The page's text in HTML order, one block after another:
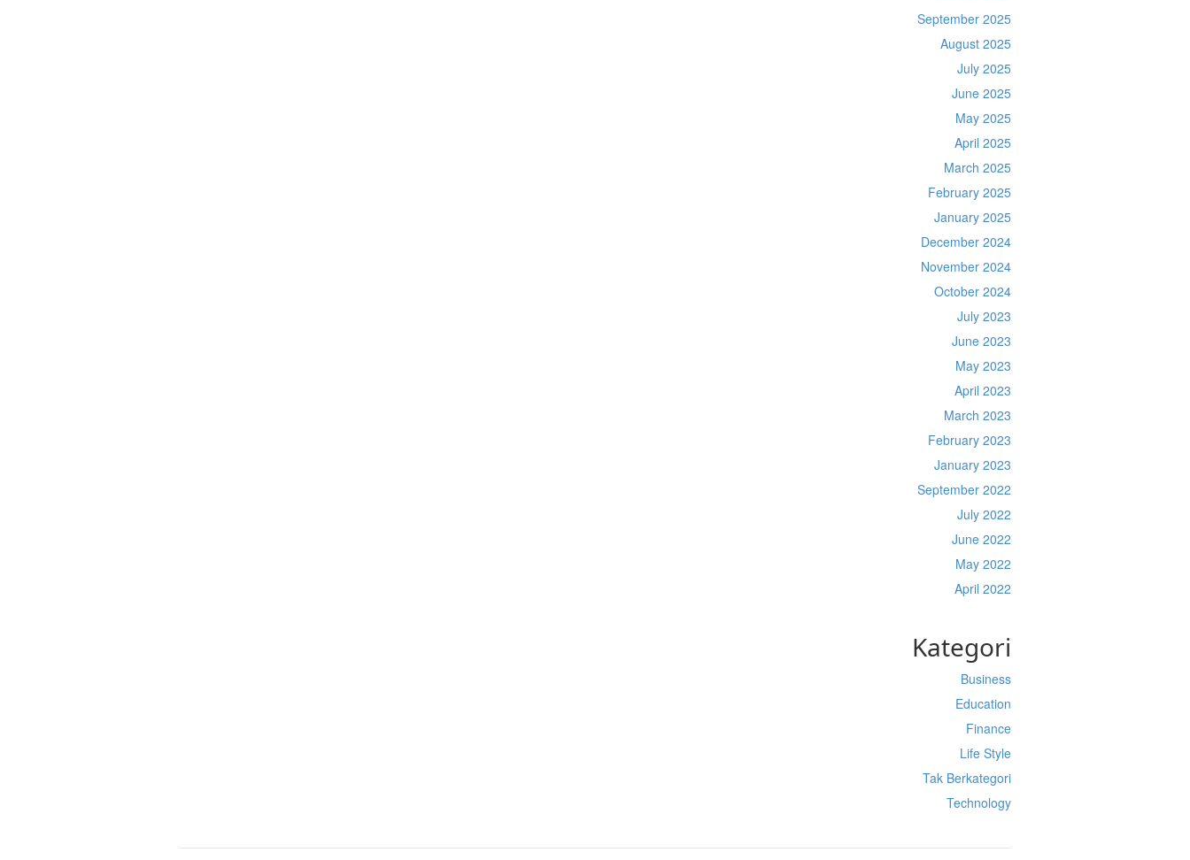
September 2025
August 2025
July 2025
June 2025
May 2025
April 2025
March 2025
February 2025
January 2025
December 2024
November 2024
October 2024
July 2023
June 2023
May 2023
April 2023
March 2023
February 2023
January 2023
September 2022
July 2022
June 2022
May 2022
April 2022
Kategori
Business
Education
Finance
Life Style
Tak Berkategori
Technology